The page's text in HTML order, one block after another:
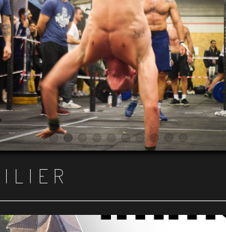
Item 1
Item 2
Item 3
Item 4
Item 5
Item 6
Item 7
Item 8
Item 9Item 10